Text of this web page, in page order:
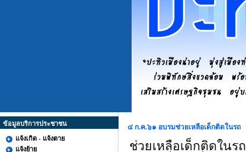
ข้อมูลบริการประชาชน
แจ้งเกิด - แจ้งตาย
แจ้งย้าย
๔ ก.ค.๖๑ อบรมช่วยเหลือเด็กติดในรถ
ช่วยเหลือเด็กติดในรถ